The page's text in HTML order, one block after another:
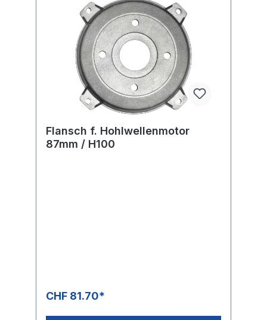
Flansch f. Hohlwellenmotor
87mm / H100
CHF 81.70*